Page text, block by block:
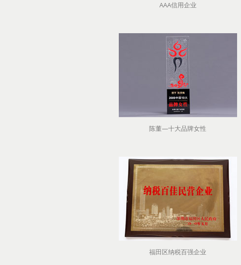
AAA信用企业
陈董—十大品牌女性
福田区纳税百强企业